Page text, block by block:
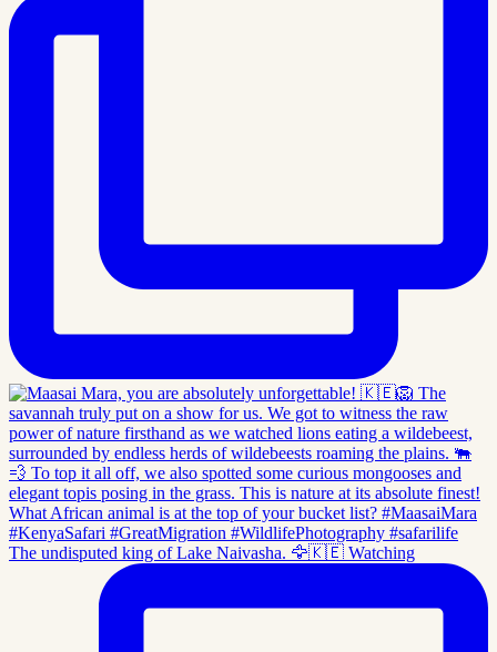
The undisputed king of Lake Naivasha. 🦅🇰🇪 Watching